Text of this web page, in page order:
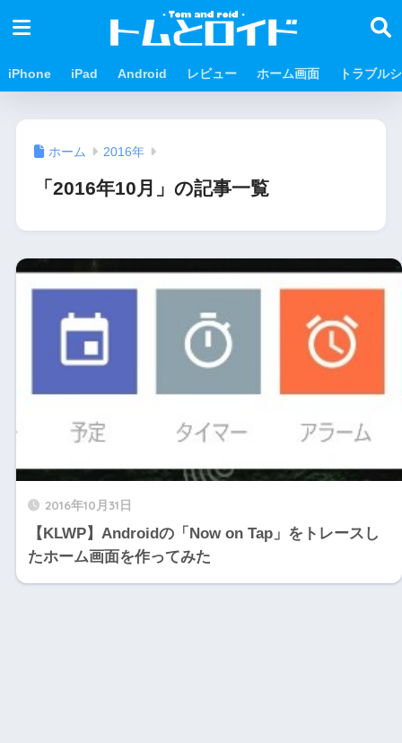
iPhone iPad Android レビュー ホーム画面 トラブル
ホーム 2016年
「2016年10月」の記事一覧
2016年10月31日
【KLWP】Androidの「Now on Tap」をトレースし
たホーム画面を作ってみた